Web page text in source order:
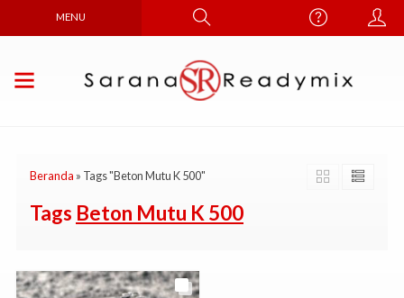
MENU
Beranda » Tags "Beton Mutu K 500"
Tags Beton Mutu K 500